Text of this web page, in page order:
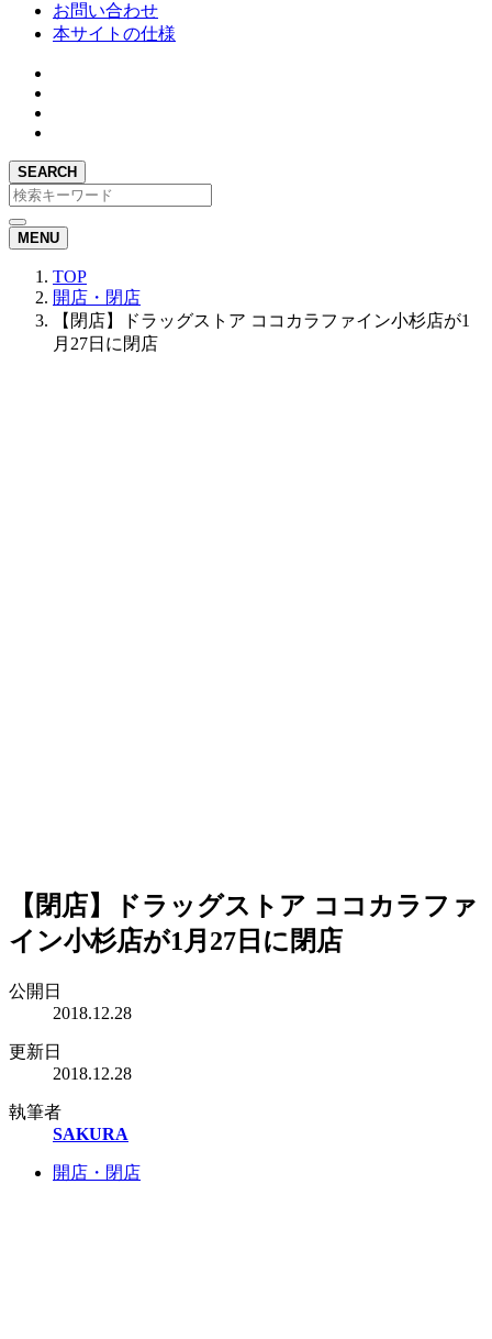
お問い合わせ
本サイトの仕様
SEARCH
MENU
TOP
開店・閉店
【閉店】ドラッグストア ココカラファイン小杉店が1
月27日に閉店
【閉店】ドラッグストア ココカラファ
イン小杉店が1月27日に閉店
公開日
2018.12.28
更新日
2018.12.28
執筆者
SAKURA
開店・閉店